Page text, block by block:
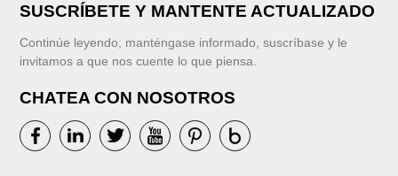
SUSCRÍBETE Y MANTENTE ACTUALIZADO
Continúe leyendo, manténgase informado, suscríbase y le
invitamos a que nos cuente lo que piensa.
CHATEA CON NOSOTROS